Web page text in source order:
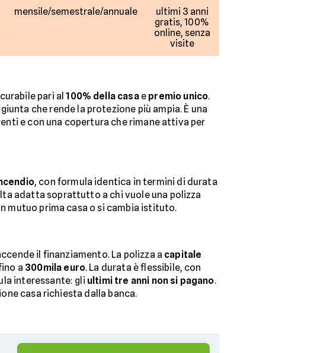
mensile/semestrale/annuale
ultimi 3 anni
gratis, 100%
online, senza
visite
pari al100% della casae premio unico.
che rende la protezione più ampia. È una
e con una copertura che rimane attiva per
, con formula identica in termini di durata
adatta soprattutto a chi vuole una polizza
mutuo prima casa o si cambia istituto.
il finanziamento. La polizza a capitale
a 300mila euro. La durata è flessibile, con
interessante: gli ultimi tre anni non si pagano.
casa richiesta dalla banca.